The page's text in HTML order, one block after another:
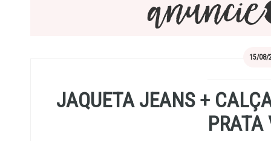
15/08/
JAQUETA JEANS +
PRATA